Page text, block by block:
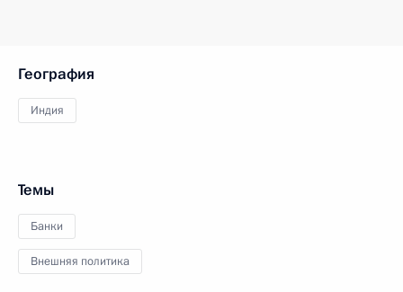
География
Индия
Темы
Банки
Внешняя политика